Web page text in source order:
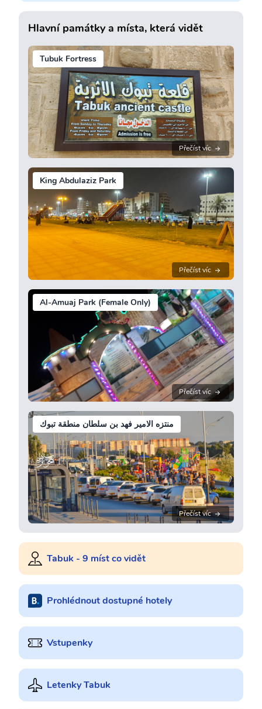
Hlavní památky a místa, která vidět
Tubuk Fortress
Přečíst víc
King Abdulaziz Park
Přečíst víc
Al-Amuaj Park (Female Only)
Přečíst víc
منتزه الامير فهد بن سلطان منطقة تبوك
Přečíst víc
Tabuk - 9 míst co vidět
Prohlédnout dostupné hotely
Vstupenky
Letenky Tabuk